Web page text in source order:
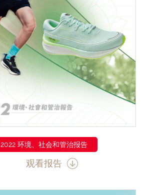
2022 环境、社会和管治报告
观看报告